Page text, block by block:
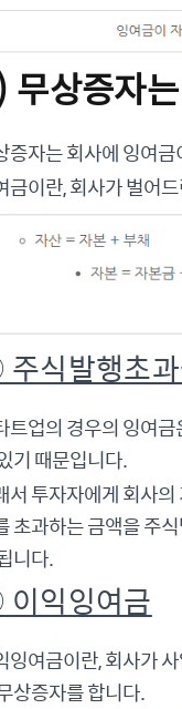
무상증자
증자는 회사에 잉여
금이란, 회사가 벌어
식발행초
트업의 경우의 잉여
기 때문입니다.
서 투자자에게 회사
초과하는 금액을 주
니다.
익잉여금
잉여금이란, 회사가
상증자를 합니다.